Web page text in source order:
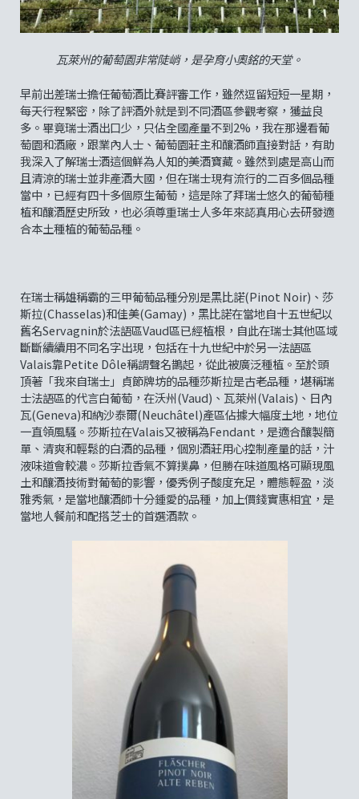
瓦萊州的葡萄園非常陡峭，是孕育小奧銘的天堂。
早前出差瑞士擔任葡萄酒比賽評審工作，雖然逗留短短一星期，
每天行程緊密，除了評酒外就是到不同酒區參觀考察，獲益良
多。畢竟瑞士酒出口少，只佔全國產量不到2%，我在那邊看葡
萄園和酒廠，跟業內人士、葡萄園莊主和釀酒師直接對話，有助
我深入了解瑞士酒這個鮮為人知的美酒寶藏。雖然到處是高山而
且清涼的瑞士並非產酒大國，但在瑞士現有流行的二百多個品種
當中，已經有四十多個原生葡萄，這是除了拜瑞士悠久的葡萄種
植和釀酒歷史所致，也必須尊重瑞士人多年來認真用心去研發適
合本土種植的葡萄品種。
在瑞士稱雄稱霸的三甲葡萄品種分別是黑比諾(Pinot Noir)、莎
斯拉(Chasselas)和佳美(Gamay)，黑比諾在當地自十五世紀以
舊名Servagnin於法語區Vaud區已經植根，自此在瑞士其他區域
斷斷續續用不同名字出現，包括在十九世紀中於另一法語區
Valais靠Petite Dôle稱謂聲名鵲起，從此被廣泛種植。至於頭
頂著「我來自瑞士」貞節牌坊的品種莎斯拉是古老品種，堪稱瑞
士法語區的代言白葡萄，在沃州(Vaud)、瓦萊州(Valais)、日內
瓦(Geneva)和納沙泰爾(Neuchâtel)產區佔據大幅度土地，地位
一直領風騷。莎斯拉在Valais又被稱為Fendant，是適合釀製簡
單、清爽和輕鬆的白酒的品種，個別酒莊用心控制產量的話，汁
液味道會較濃。莎斯拉香氣不算撲鼻，但勝在味道風格可顯現風
土和釀酒技術對葡萄的影響，優秀例子酸度充足，體態輕盈，淡
雅秀氣，是當地釀酒師十分鍾愛的品種，加上價錢實惠相宜，是
當地人餐前和配搭芝士的首選酒款。